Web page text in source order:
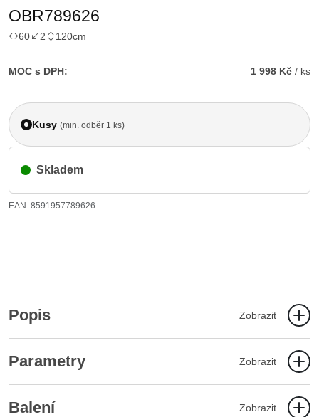
OBR789626
60 2 120cm
MOC s DPH: 1 998 Kč / ks
Kusy (min. odběr 1 ks)
Skladem
EAN: 8591957789626
Popis Zobrazit
Parametry Zobrazit
Balení Zobrazit